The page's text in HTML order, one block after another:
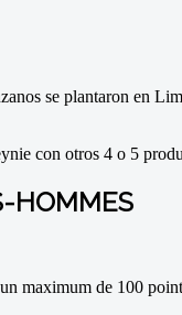
se plantaron en
con otros 4 o 5
HOMMES
maximum de 100